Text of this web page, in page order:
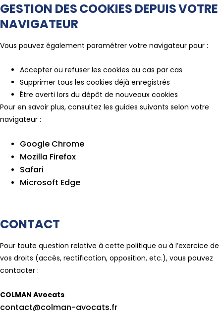
GESTION DES COOKIES DEPUIS VOTRE
NAVIGATEUR
Vous pouvez également paramétrer votre navigateur pour :
Accepter ou refuser les cookies au cas par cas
Supprimer tous les cookies déjà enregistrés
Être averti lors du dépôt de nouveaux cookies
Pour en savoir plus, consultez les guides suivants selon votre
navigateur :
Google Chrome
Mozilla Firefox
Safari
Microsoft Edge
CONTACT
Pour toute question relative à cette politique ou à l’exercice de
vos droits (accès, rectification, opposition, etc.), vous pouvez
contacter :
COLMAN Avocats
contact@colman-avocats.fr